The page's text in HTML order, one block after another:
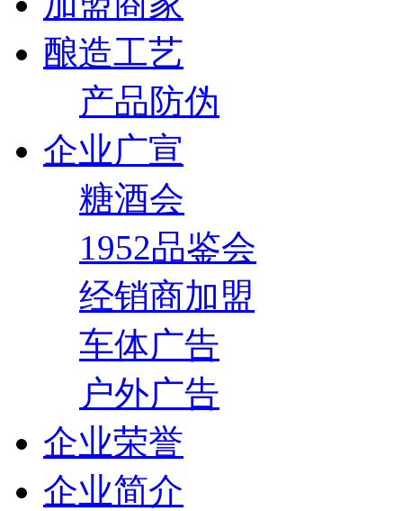
酿造工艺
产品防伪
企业广宣
糖酒会
1952品鉴会
经销商加盟
车体广告
户外广告
企业荣誉
企业简介